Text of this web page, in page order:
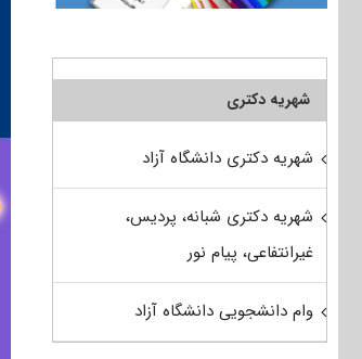
شهریه دکتری
شهریه دکتری دانشگاه آزاد
شهریه دکتری شبانه، پردیس،
غیرانتفاعی، پیام نور
وام دانشجویی دانشگاه آزاد